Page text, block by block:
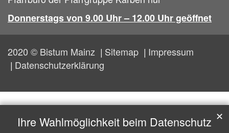
Donnerstags von 9.00 Uhr – 12.00 Uhr geöffnet
2020 © Bistum Mainz Sitemap
Impressum
Datenschutzerklärung
Ihre Wahlmöglichkeit beim Datenschutz ✕